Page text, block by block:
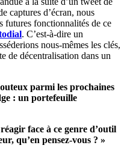
captures d’écran, nous
futures fonctionnalités de ce
. C’est-à-dire un
nous-mêmes les clés,
de décentralisation dans un
parmi les prochaines
: un portefeuille
face à ce genre d’outil
qu’en pensez-vous ? »